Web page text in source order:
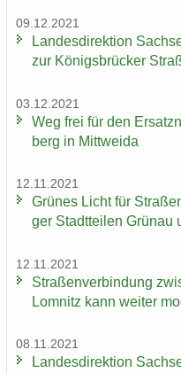
09.12.2021
Lan­des­di­rek­ti­on
zur Kö­nigs­brü­cker
03.12.2021
Weg frei für den
berg in Mitt­wei­da
12.11.2021
Grü­nes Licht für
ger Stadt­tei­len Grün­au
12.11.2021
Stra­ßen­ver­bin­dung
Lom­nitz kann wei­ter
08.11.2021
Lan­des­di­rek­ti­on